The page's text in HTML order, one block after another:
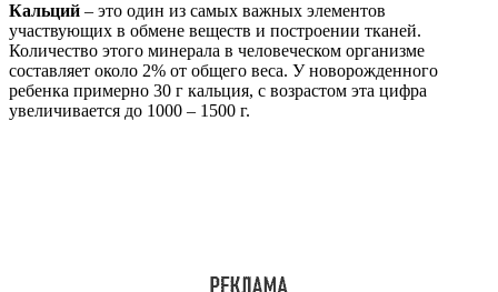
Кальций – это один из самых важных элементов
участвующих в обмене веществ и построении тканей.
Количество этого минерала в человеческом организме
составляет около 2% от общего веса. У новорожденного
ребенка примерно 30 г кальция, с возрастом эта цифра
увеличивается до 1000 – 1500 г.